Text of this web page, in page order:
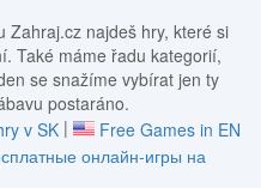
Zahraj.cz najdeš hry, které si
Také máme řadu kategorií,
se snažíme vybírat jen ty
postaráno.
v SK |
Free Games in EN
онлайн-игры на